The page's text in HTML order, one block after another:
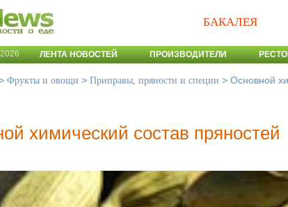
БАКАЛЕЯ
ЛЕНТА НОВОСТЕЙ ПРОИЗВОДИТЕЛИ
Фрукты и овощи > Приправы, пряности и специи > Основной
химический состав пряностей